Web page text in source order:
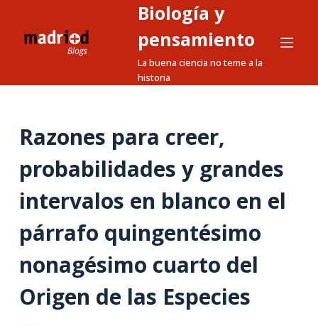
a
o
n
Biología y
pensamiento
La buena ciencia no teme a la
historia
Razones para creer,
probabilidades y grandes
intervalos en blanco en el
párrafo quingentésimo
nonagésimo cuarto del
Origen de las Especies